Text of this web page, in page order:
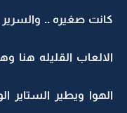
كانت صغيره ..
الالعاب القليله هنا
الهوا ويطير الستاير